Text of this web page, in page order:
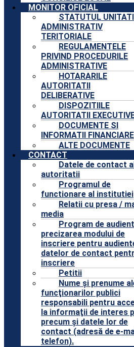
MONITOR OFICIAL
STATUTUL UNITATII
ADMINISTRATIV
TERITORIALE
REGULAMENTELE
PRIVIND PROCEDURILE
ADMINISTRATIVE
HOTARARILE
AUTORITATII
DELIBERATIVE
DISPOZITIILE
AUTORITATII
DOCUMENTE SI
INFORMATII FINANCIARE
ALTE DOCUMENTE
CONTACT
Datele de contact
autoritatii
Programul de
functionare al institutiei
Relatii cu presa /
media
Program de
precizarea modului de
inscriere pentru
datelor de contact
inscriere
Petitii
Nume şi prenume
funcţionarilor publici
responsabili pentru
la informaţii de interes
precum şi datele lor de
contact (adresă de e-
telefon).